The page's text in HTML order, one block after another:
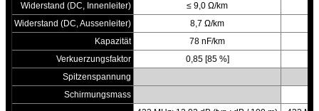
Widerstand (DC, Innenleiter)
≤ 9,0 Ω/km
Widerstand (DC, Aussenleiter)
8,7 Ω/km
Kapazität
78 nF/km
Verkuerzungsfaktor
0,85 [85 %]
Spitzenspannung
Schirmungsmass